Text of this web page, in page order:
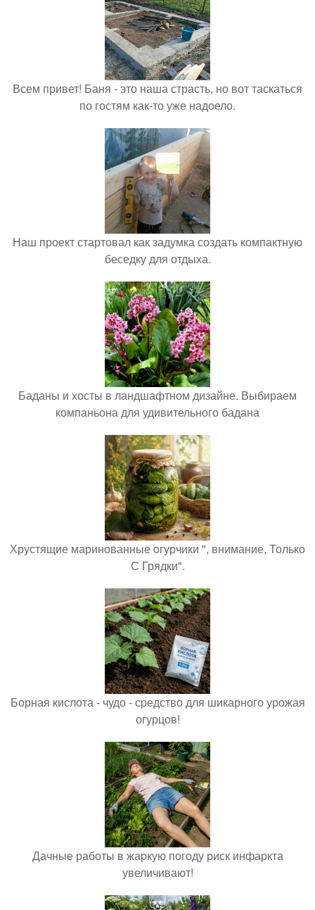
Всем привет! Баня - это наша страсть, но вот таскаться
по гостям как-то уже надоело.
Наш проект стартовал как задумка создать компактную
беседку для отдыха.
Баданы и хосты в ландшафтном дизайне. Выбираем
компаньона для удивительного бадана
Хрустящие маринованные огурчики ", внимание, Только
С Грядки".
Борная кислота - чудо - средство для шикарного урожая
огурцов!
Дачные работы в жаркую погоду риск инфаркта
увеличивают!